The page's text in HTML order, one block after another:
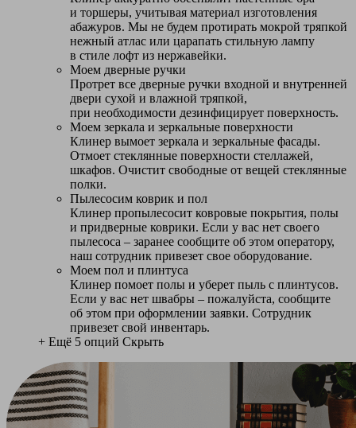
и торшеры, учитывая материал изготовления
абажуров. Мы не будем протирать мокрой тряпкой
нежный атлас или царапать стильную лампу
в стиле лофт из нержавейки.
Моем дверные ручки
Протрет все дверные ручки входной и внутренней
двери сухой и влажной тряпкой,
при необходимости дезинфицирует поверхность.
Моем зеркала и зеркальные поверхности
Клинер вымоет зеркала и зеркальные фасады.
Отмоет стеклянные поверхности стеллажей,
шкафов. Очистит свободные от вещей стеклянные
полки.
Пылесосим коврик и пол
Клинер пропылесосит ковровые покрытия, полы
и придверные коврики. Если у вас нет своего
пылесоса – заранее сообщите об этом оператору,
наш сотрудник привезет свое оборудование.
Моем пол и плинтуса
Клинер помоет полы и уберет пыль с плинтусов.
Если у вас нет швабры – пожалуйста, сообщите
об этом при оформлении заявки. Сотрудник
привезет свой инвентарь.
+ Ещё 5 опций Скрыть